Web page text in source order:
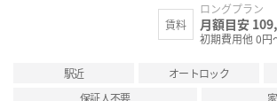
賃料
ロングプラン
月額目安
初期費用他 0円
駅近 オートロック